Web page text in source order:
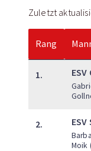
Zuletzt
Rang
1.
2.
Moik